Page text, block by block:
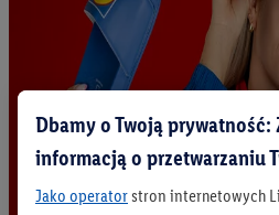
Dbamy o Twoją prywatność:
informacją o przetwarzaniu
Jako operatorstron internetowych